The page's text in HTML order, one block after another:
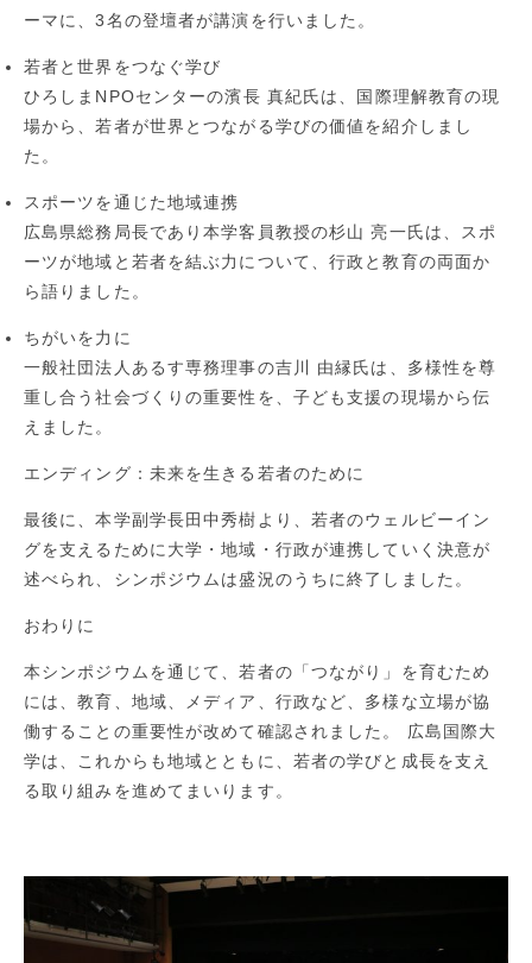
ーマに、3名の登壇者が講演を行いました。
若者と世界をつなぐ学び
ひろしまNPOセンターの濱長 真紀氏は、国際理解教育の現
場から、若者が世界とつながる学びの価値を紹介しまし
た。
スポーツを通じた地域連携
広島県総務局長であり本学客員教授の杉山 亮一氏は、スポ
ーツが地域と若者を結ぶ力について、行政と教育の両面か
ら語りました。
ちがいを力に
一般社団法人あるす専務理事の吉川 由縁氏は、多様性を尊
重し合う社会づくりの重要性を、子ども支援の現場から伝
えました。
エンディング：未来を生きる若者のために
最後に、本学副学長田中秀樹より、若者のウェルビーイン
グを支えるために大学・地域・行政が連携していく決意が
述べられ、シンポジウムは盛況のうちに終了しました。
おわりに
本シンポジウムを通じて、若者の「つながり」を育むため
には、教育、地域、メディア、行政など、多様な立場が協
働することの重要性が改めて確認されました。 広島国際大
学は、これからも地域とともに、若者の学びと成長を支え
る取り組みを進めてまいります。